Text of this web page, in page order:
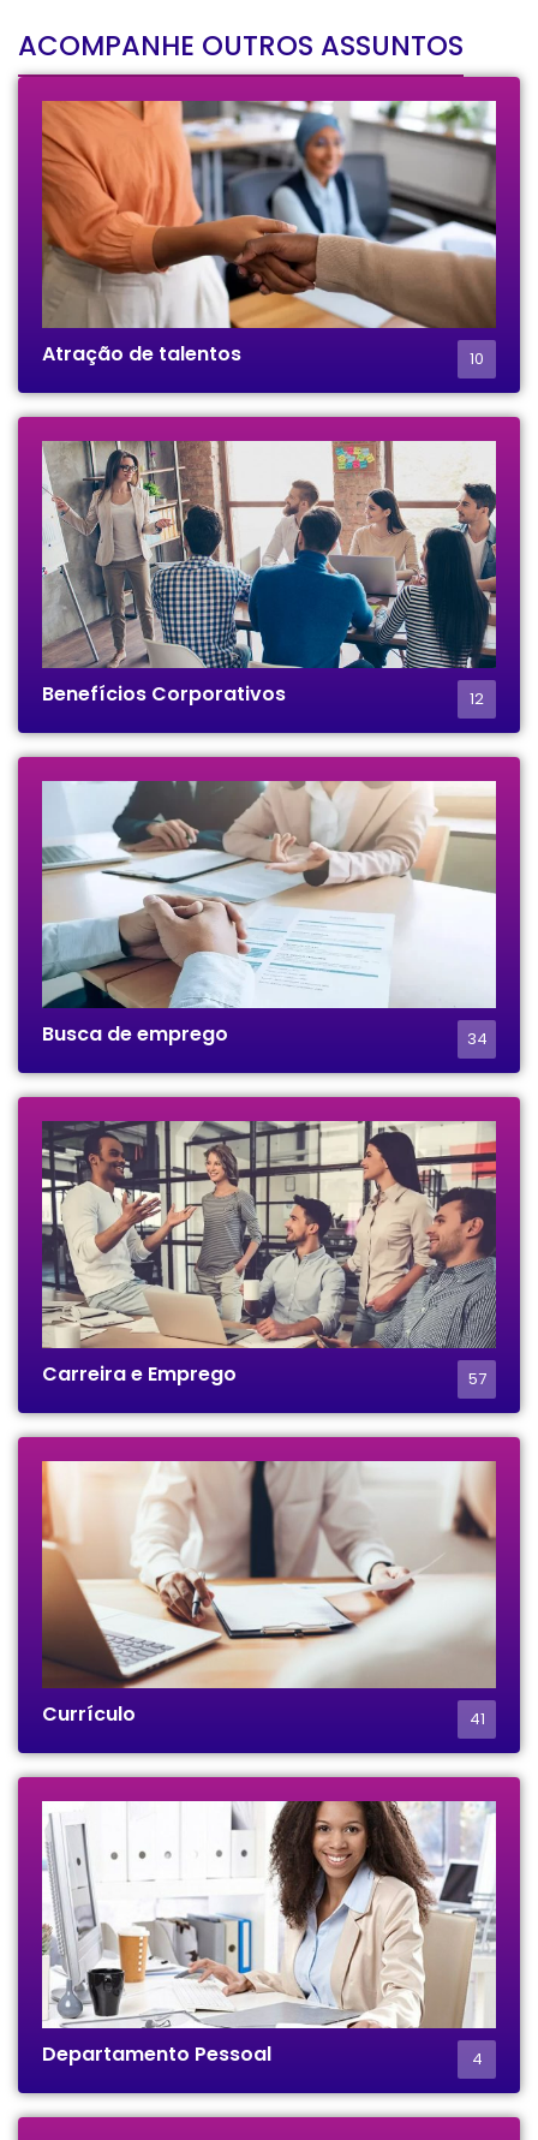
ACOMPANHE OUTROS ASSUNTOS
Atração de talentos 10
Benefícios Corporativos 12
Busca de emprego 34
Carreira e Emprego 57
Currículo 41
Departamento Pessoal 4